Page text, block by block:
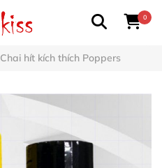
0
Chai hít kích thích Poppers